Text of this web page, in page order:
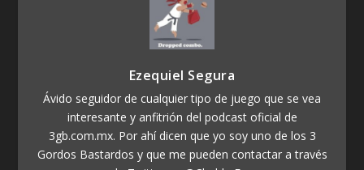
Ezequiel Segura
Ávido seguidor de cualquier tipo de juego que se vea
interesante y anfitrión del podcast oficial de
3gb.com.mx. Por ahí dicen que yo soy uno de los 3
Gordos Bastardos y que me pueden contactar a través